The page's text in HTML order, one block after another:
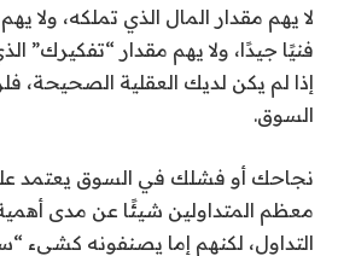
لا يهم مقدار المال الذي تملكه، ولا
فنيًا جيدًا، ولا يهم مقدار “تفكيرك”
إذا لم يكن لديك العقلية الصحيحة،
السوق.
نجاحك أو فشلك في السوق يعتمد
معظم المتداولين شيئًا عن مدى
التداول، لكنهم إما يصنفونه كشيء